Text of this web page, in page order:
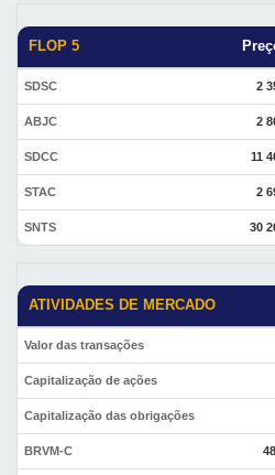
FLOP 5
SDSC 2
ABJC 2
SDCC 11
STAC 2
SNTS 30
ATIVIDADES DE MERCADO
Valor das transações
Capitalização de ações
Capitalização das obrigações
BRVM-C